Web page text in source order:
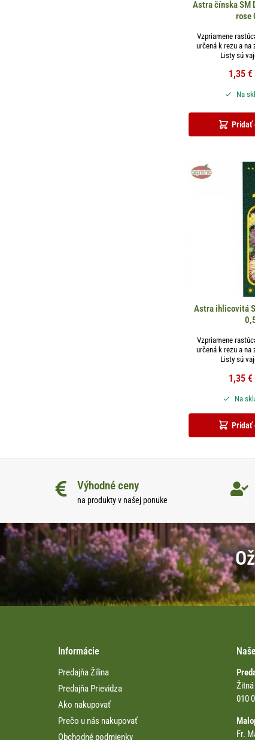
Astra čínska SM
rose
Vzpriamene
určená k rezu a na
Listy sú
1,35 €
Pridať
Na
Astra ihlicovitá
Vzpriamene
určená k rezu a na
Listy sú
1,35 €
Pridať
Na
Výhodné ceny
na produkty v našej ponuke
Informácie
Predajňa Žilina
Predajňa Prievidza
Ako nakupovať
Prečo u nás nakupovať
Obchodné podmienky
010
Fr.